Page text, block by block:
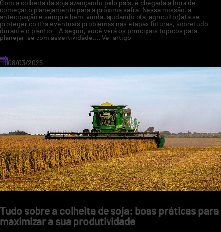
Com a colheita da soja avançando pelo país, é chegada a hora de
começar o planejamento para a próxima safra. Nessa missão, a
antecipação é sempre bem-vinda, ajudando o(a) agricultor(a) a se
proteger contra eventuais problemas nas etapas futuras, sobretudo
durante o plantio. A seguir, você verá os principais tópicos para
planejar-se com assertividade,… Ver artigo
08/03/2025
Tudo sobre a colheita de soja: boas práticas para
maximizar a sua produtividade